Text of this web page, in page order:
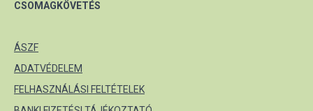
CSOMAGKÖVETÉS
ÁSZF
ADATVÉDELEM
FELHASZNÁLÁSI FELTÉTELEK